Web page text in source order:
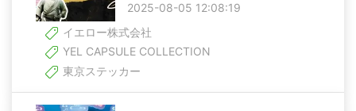
2025-08-05 12:08:19
イエロー株式会社
YEL CAPSULE COLLECTION
東京ステッカー